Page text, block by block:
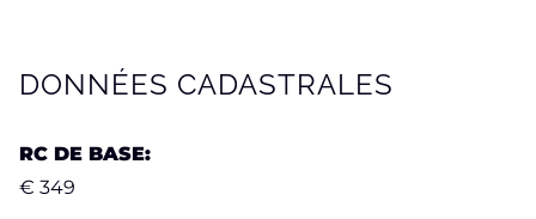
DONNÉES CADASTRALES
RC DE BASE:
€ 349